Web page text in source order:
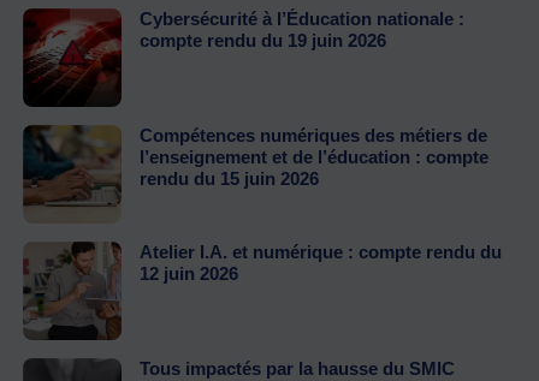
Cybersécurité à l’Éducation nationale :
compte rendu du 19 juin 2026
Compétences numériques des métiers de
l’enseignement et de l’éducation : compte
rendu du 15 juin 2026
Atelier I.A. et numérique : compte rendu du
12 juin 2026
Tous impactés par la hausse du SMIC